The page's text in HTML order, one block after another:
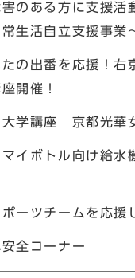
のある方に支援活
生活自立支援事業
の出番を応援！右
開催！
学講座 京都光華
イボトル向け給水
ーツチームを応援
全コーナー